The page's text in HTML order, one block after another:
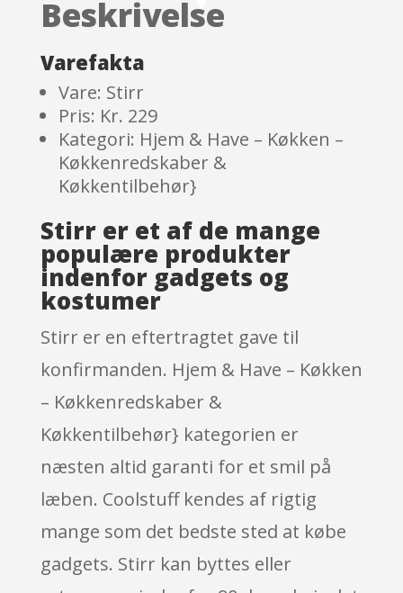
on
r
Beskrivelse
Varefakta
Vare: Stirr
Pris: Kr. 229
Kategori: Hjem & Have – Køkken –
Køkkenredskaber &
Køkkentilbehør}
Stirr er et af de mange
populære produkter
indenfor gadgets og
kostumer
Stirr er en eftertragtet gave til
konfirmanden. Hjem & Have – Køkken
– Køkkenredskaber &
Køkkentilbehør} kategorien er
næsten altid garanti for et smil på
læben. Coolstuff kendes af rigtig
mange som det bedste sted at købe
gadgets. Stirr kan byttes eller